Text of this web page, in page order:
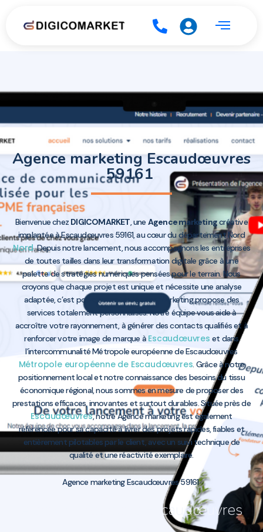
Agence marketing Escaudœuvres
59161
Bienvenue chez DIGICOMARKET , une Agence marketingcréative
implantée à Escaudœuvres 59161, au cœur du département Nord
Nord. Depuis notre lancement, nous accompagnons les entreprises
de toutes tailles dans leur transformation digitale grâce à une
palette de stratégies numériques pensées pour le terrain. Nous
croyons que chaque projet est unique et nécessite une analyse
adaptée, c’est pourquoi notre Agence marketing propose des
services totalement personnalisés. Notre équipe vous aide à
accroître votre rayonnement, à générer des contacts qualifiés et à
renforcer votre image de marque à Escaudœuvres et dans
l’intercommunalité Métropole européenne de Escaudœuvres
Métropole européenne de Escaudœuvres . Grâce à notre
positionnement local et notre connaissance des besoins du tissu
économique régional, nous sommes en mesure de proposer des
prestations efficaces, innovantes et surtout durables. Située près de
Escaudœuvres, notre Agence marketing est également
référencée pour sa capacité à livrer des projets rapides, fiables et
entièrement pilotables par le client, avec un suivi technique de
qualité et une réactivité exemplaire.
Agence marketing Escaudœuvres 59161
Agence marketing Escaudœuvres